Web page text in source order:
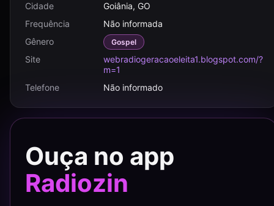
Cidade
Goiânia, GO
Frequência
Não informada
Gênero
Gospel
Site
webradiogeracaoeleita1.blogspot.com/?
m=1
Telefone
Não informado
Ouça no app
Radiozin